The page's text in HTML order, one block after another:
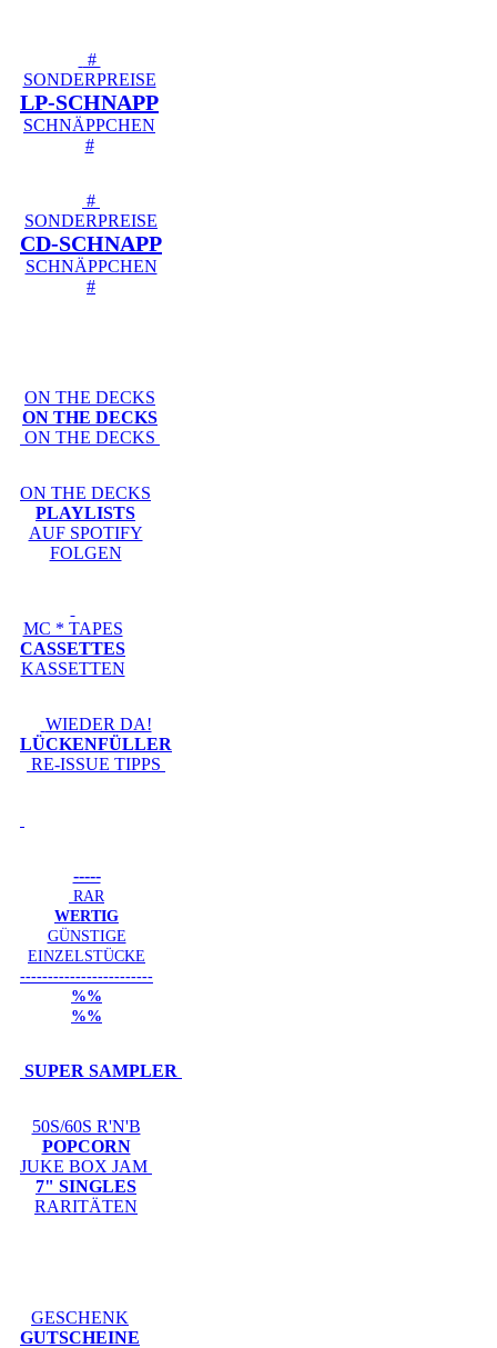
#
SONDERPREISE
LP-SCHNAPP
SCHNÄPPCHEN
#
#
SONDERPREISE
CD-SCHNAPP
SCHNÄPPCHEN
#
ON THE DECKS
ON THE DECKS
ON THE DECKS
ON THE DECKS
PLAYLISTS
AUF SPOTIFY
FOLGEN
MC * TAPES
CASSETTES
KASSETTEN
WIEDER DA!
LÜCKENFÜLLER
RE-ISSUE TIPPS
-----
RAR
WERTIG
GÜNSTIGE
EINZELSTÜCKE
------------------------
%%
%%
SUPER SAMPLER
50S/60S R'N'B
POPCORN
JUKE BOX JAM
7" SINGLES
RARITÄTEN
GESCHENK
GUTSCHEINE